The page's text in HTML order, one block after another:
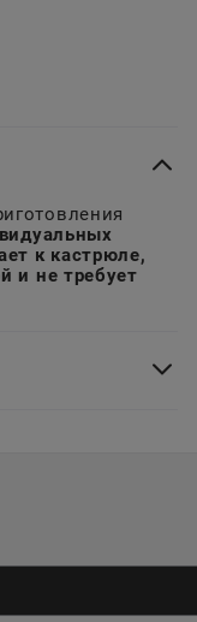
к кастрюле,
и не требует